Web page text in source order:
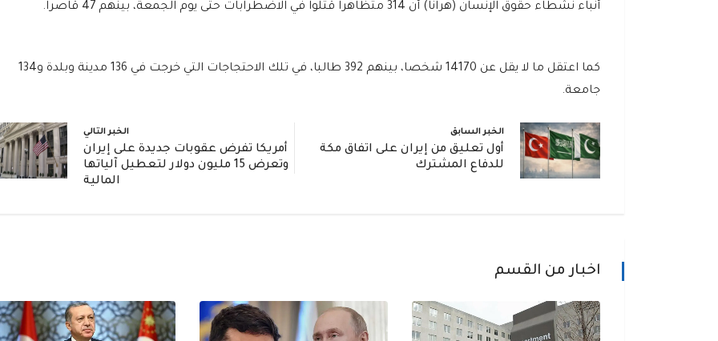
أنباء نشطاء حقوق الإنسان (هرانا) أن 314 متظاهرا قتلوا في الاضطرابات حتى يوم الجمعة، بينهم 47 قاصرا.
كما اعتقل ما لا يقل عن 14170 شخصا، بينهم 392 طالبا، في تلك الاحتجاجات التي خرجت في 136 مدينة وبلدة و134
جامعة.
الخبر السابق
أول تعليق من إيران على اتفاق مكة
للدفاع المشترك
الخبر التالي
أمريكا تفرض عقوبات جديدة على إيران
وتعرض 15 مليون دولار لتعطيل آلياتها
المالية
اخبار من القسم